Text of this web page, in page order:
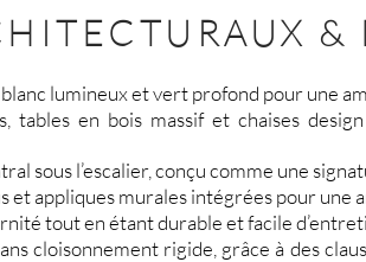
&
lumineux et vert profond pour une
tables en bois massif et chaises
sous l’escalier, conçu comme une
et appliques murales intégrées pour une
tout en étant durable et facile
cloisonnement rigide, grâce à des